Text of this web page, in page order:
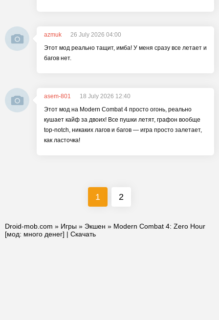
azmuk
26 July 2026 04:00
Этот мод реально тащит, имба! У меня сразу все летает и
багов нет.
asem-801
18 July 2026 12:40
Этот мод на Modern Combat 4 просто огонь, реально
кушает кайф за двоих! Все пушки летят, графон вообще
top-notch, никаких лагов и багов — игра просто залетает,
как ласточка!
1 2
Droid-mob.com » Игры » Экшен » Modern Combat 4: Zero Hour
[мод: много денег] | Скачать